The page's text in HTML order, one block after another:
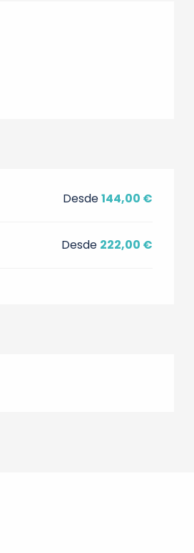
Desde144,00 €
Desde 222,00 €